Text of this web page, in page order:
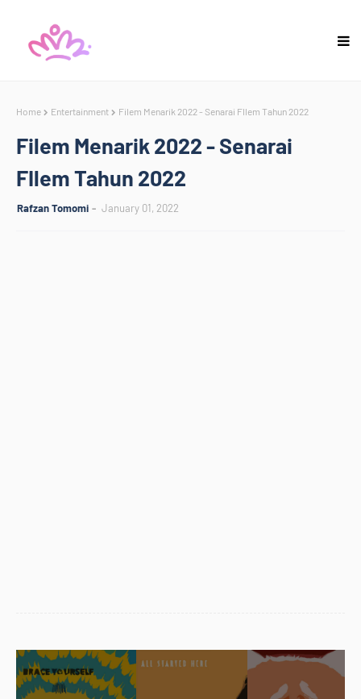
Home Entertainment Filem Menarik 2022 - Senarai FIlem Tahun 2022
Filem Menarik 2022 - Senarai
FIlem Tahun 2022
Rafzan Tomomi January 01, 2022